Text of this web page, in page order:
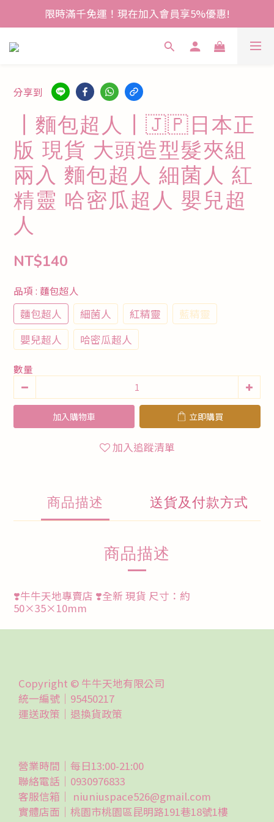
限時滿千免運！現在加入會員享5%優惠!
分享到
┃麵包超人┃🇯🇵日本正
版 現貨 大頭造型髮夾組
兩入 麵包超人 細菌人 紅
精靈 哈密瓜超人 嬰兒超
人
NT$140
品項 : 麵包超人
麵包超人 細菌人 紅精靈
藍精靈
嬰兒超人
哈密瓜超人
數量
加入購物車 立即購買
加入追蹤清單
商品描述 送貨及付款方式
商品描述
❣️牛牛天地專賣店 ❣️全新 現貨 尺寸：約
50×35×10mm
Copyright © 牛牛天地有限公司
統一編號｜95450217
運送政策｜ 退換貨政策
營業時間｜每日13:00-21:00
聯絡電話｜0930976833
客服信箱｜ niuniuspace526@gmail.com
實體店面｜桃園市桃園區昆明路191巷18號1樓